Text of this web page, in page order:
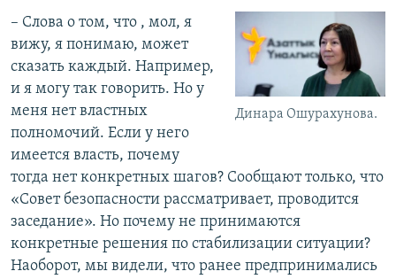
Динара Ошурахунова.
– Слова о том, что , мол, я
вижу, я понимаю, может
сказать каждый. Например,
и я могу так говорить. Но у
меня нет властных
полномочий. Если у него
имеется власть, почему
тогда нет конкретных шагов? Сообщают только, что
«Совет безопасности рассматривает, проводится
заседание». Но почему не принимаются
конкретные решения по стабилизации ситуации?
Наоборот, мы видели, что ранее предпринимались